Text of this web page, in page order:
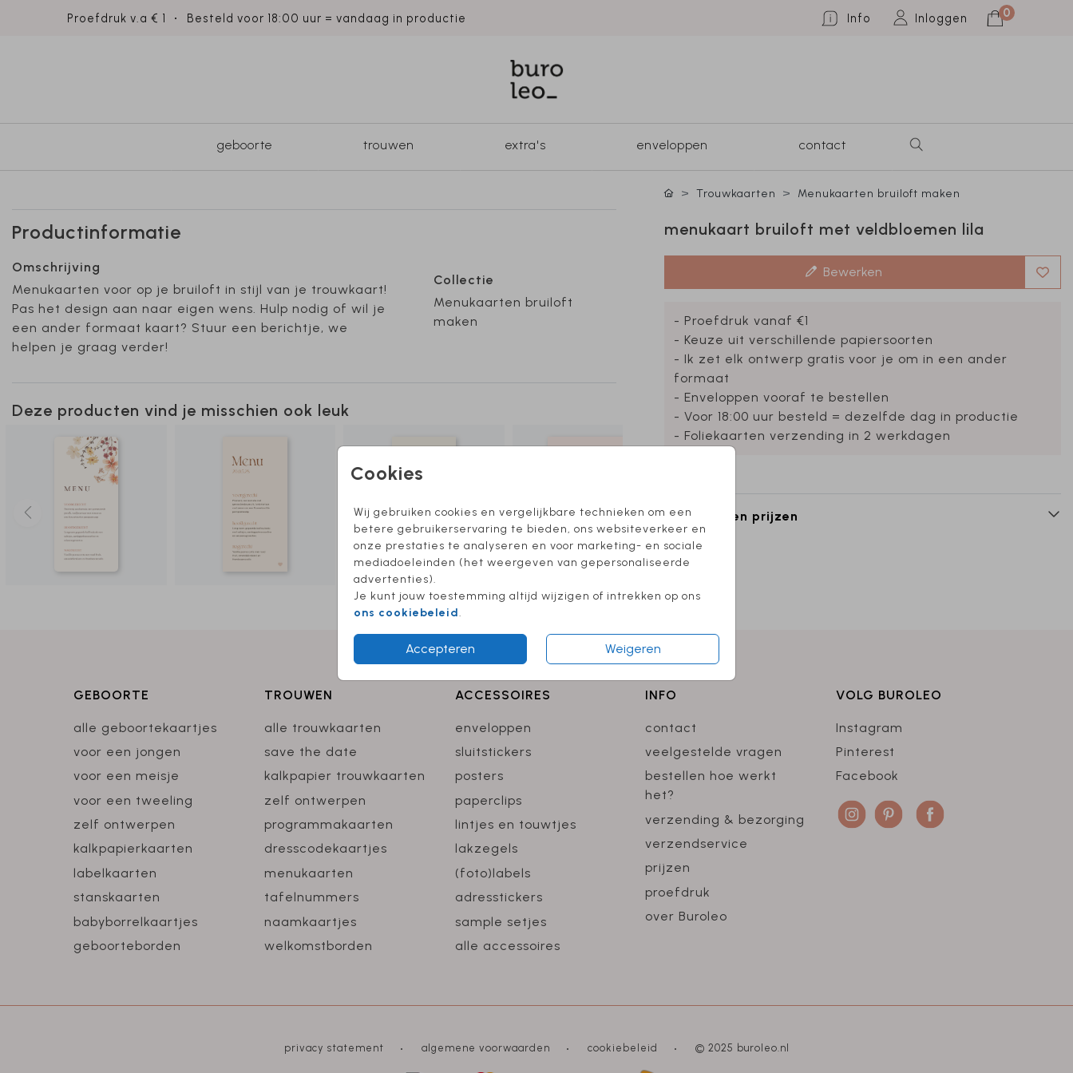
Proefdruk v.a € 1 Besteld voor 18:00 uur = vandaag in productie Info Inloggen 0
geboorte trouwen extra's enveloppen contact
Cookies
Wij gebruiken cookies en vergelijkbare technieken om een
betere gebruikerservaring te bieden, ons websiteverkeer en
onze prestaties te analyseren en voor marketing- en sociale
mediadoeleinden (het weergeven van gepersonaliseerde
advertenties).
Je kunt jouw toestemming altijd wijzigen of intrekken op ons
ons cookiebeleid.
Accepteren Weigeren
Productinformatie
Omschrijving
Menukaarten voor op je bruiloft in stijl van je trouwkaart!
Pas het design aan naar eigen wens. Hulp nodig of wil je
een ander formaat kaart? Stuur een berichtje, we
helpen je graag verder!
Collectie
Menukaarten bruiloft
maken
Deze producten vind je misschien ook leuk
Trouwkaarten Menukaarten bruiloft maken
menukaart bruiloft met veldbloemen lila
Bewerken
- Proefdruk vanaf €1
- Keuze uit verschillende papiersoorten
- Ik zet elk ontwerp gratis voor je om in een ander
formaat
- Enveloppen vooraf te bestellen
- Voor 18:00 uur besteld = dezelfde dag in productie
- Foliekaarten verzending in 2 werkdagen
Formaten en prijzen
GEBOORTE
alle geboortekaartjes
voor een jongen
voor een meisje
voor een tweeling
zelf ontwerpen
kalkpapierkaarten
labelkaarten
stanskaarten
babyborrelkaartjes
geboorteborden
TROUWEN
alle trouwkaarten
save the date
kalkpapier trouwkaarten
zelf ontwerpen
programmakaarten
dresscodekaartjes
menukaarten
tafelnummers
naamkaartjes
welkomstborden
ACCESSOIRES
enveloppen
sluitstickers
posters
paperclips
lintjes en touwtjes
lakzegels
(foto)labels
adresstickers
sample setjes
alle accessoires
INFO
contact
veelgestelde vragen
bestellen hoe werkt
het?
verzending & bezorging
verzendservice
prijzen
proefdruk
over Buroleo
VOLG BUROLEO
Instagram
Pinterest
Facebook
privacy statement algemene voorwaarden cookiebeleid © 2025 buroleo.nl